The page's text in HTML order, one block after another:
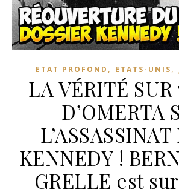
ETAT PROFOND , ETATS-UNIS,
LA VÉRITÉ SUR
D’OMERTA
L’ASSASSINAT
KENNEDY !
GRELLE est